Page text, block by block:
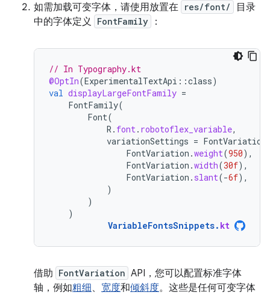
如需加载可变字体，请使用放置在 res/font/
目录
中的字体定义
FontFamily ：
// In Typography.kt
@OptIn(ExperimentalTextApi ::class)
val displayLargeFontFamily =
FontFamily(
Font(
R . font . robotoflex_variable,
variationSettings = FontVariation
FontVariation .weight(950),
FontVariation .width(30f),
FontVariation . slant(-6f),
)
)
)
VariableFontsSnippets. kt
借助 FontVariation API，您可以配置标准字体
轴，例如粗细、 宽度和倾斜度。这些是任何可变字体